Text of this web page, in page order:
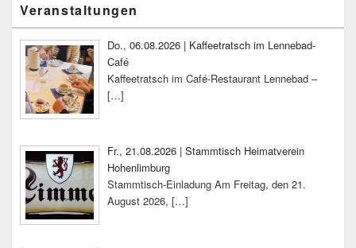
Seitenleisten-
Widgetbereich
Veranstaltungen
Do., 06.08.2026 | Kaffeetratsch im Lennebad-
Café
Kaffeetratsch im Café-Restaurant Lennebad –
[…]
Fr., 21.08.2026 | Stammtisch Heimatverein
Hohenlimburg
Stammtisch-Einladung Am Freitag, den 21.
August 2026, […]